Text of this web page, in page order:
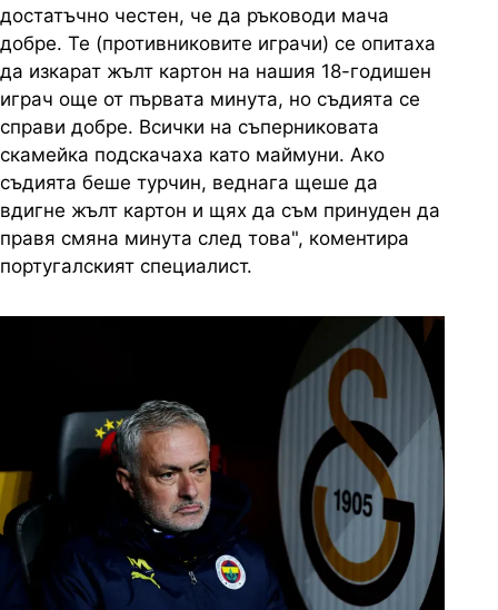
достатъчно честен, че да ръководи мача
добре. Те (противниковите играчи) се опитаха
да изкарат жълт картон на нашия 18-годишен
играч още от първата минута, но съдията се
справи добре. Всички на съперниковата
скамейка подскачаха като маймуни. Ако
съдията беше турчин, веднага щеше да
вдигне жълт картон и щях да съм принуден да
правя смяна минута след това", коментира
португалският специалист.